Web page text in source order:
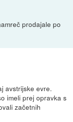
prodajale po
avstrijske evre.
imeli prej opravka s
začetnih